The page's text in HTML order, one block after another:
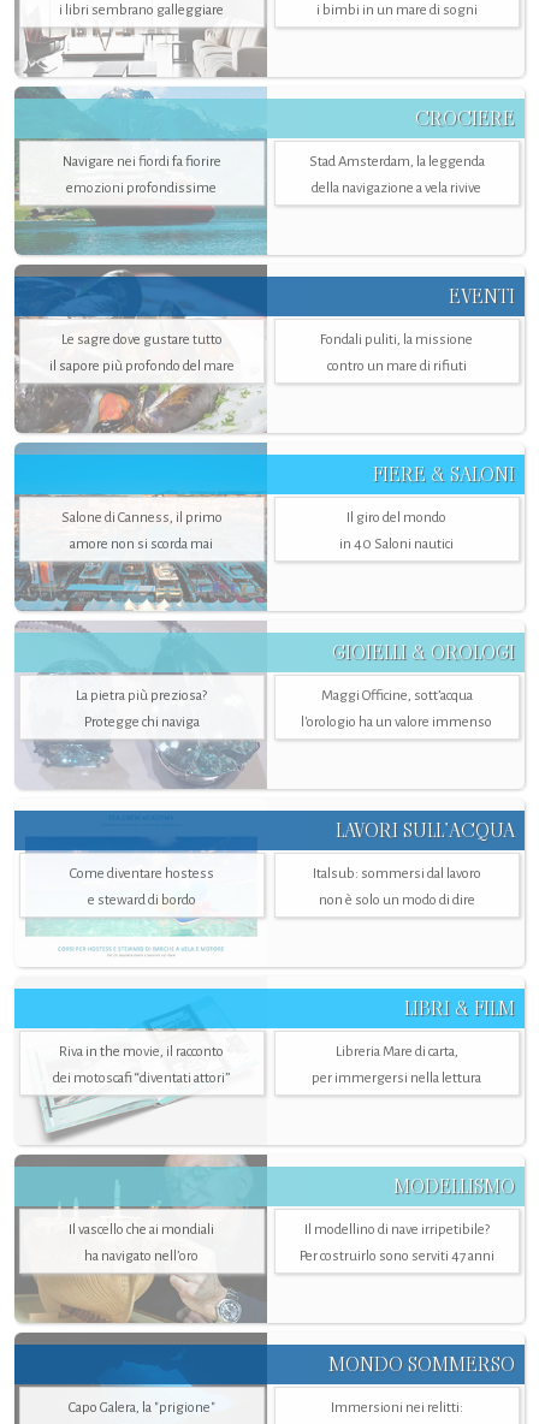
i libri sembrano galleggiare
i bimbi in un mare di sogni
CROCIERE
Navigare nei fiordi fa fiorire
emozioni profondissime
Stad Amsterdam, la leggenda
della navigazione a vela rivive
EVENTI
Le sagre dove gustare tutto
il sapore più profondo del mare
Fondali puliti, la missione
contro un mare di rifiuti
FIERE & SALONI
Salone di Canness, il primo
amore non si scorda mai
Il giro del mondo
in 40 Saloni nautici
GIOIELLI & OROLOGI
La pietra più preziosa?
Protegge chi naviga
Maggi Officine, sott’acqua
l'orologio ha un valore immenso
LAVORI SULL’ACQUA
Come diventare hostess
e steward di bordo
Italsub: sommersi dal lavoro
non è solo un modo di dire
LIBRI & FILM
Riva in the movie, il racconto
dei motoscafi “diventati attori”
Libreria Mare di carta,
per immergersi nella lettura
MODELLISMO
Il vascello che ai mondiali
ha navigato nell’oro
Il modellino di nave irripetibile?
Per costruirlo sono serviti 47 anni
MONDO SOMMERSO
Capo Galera, la "prigione"
Immersioni nei relitti: